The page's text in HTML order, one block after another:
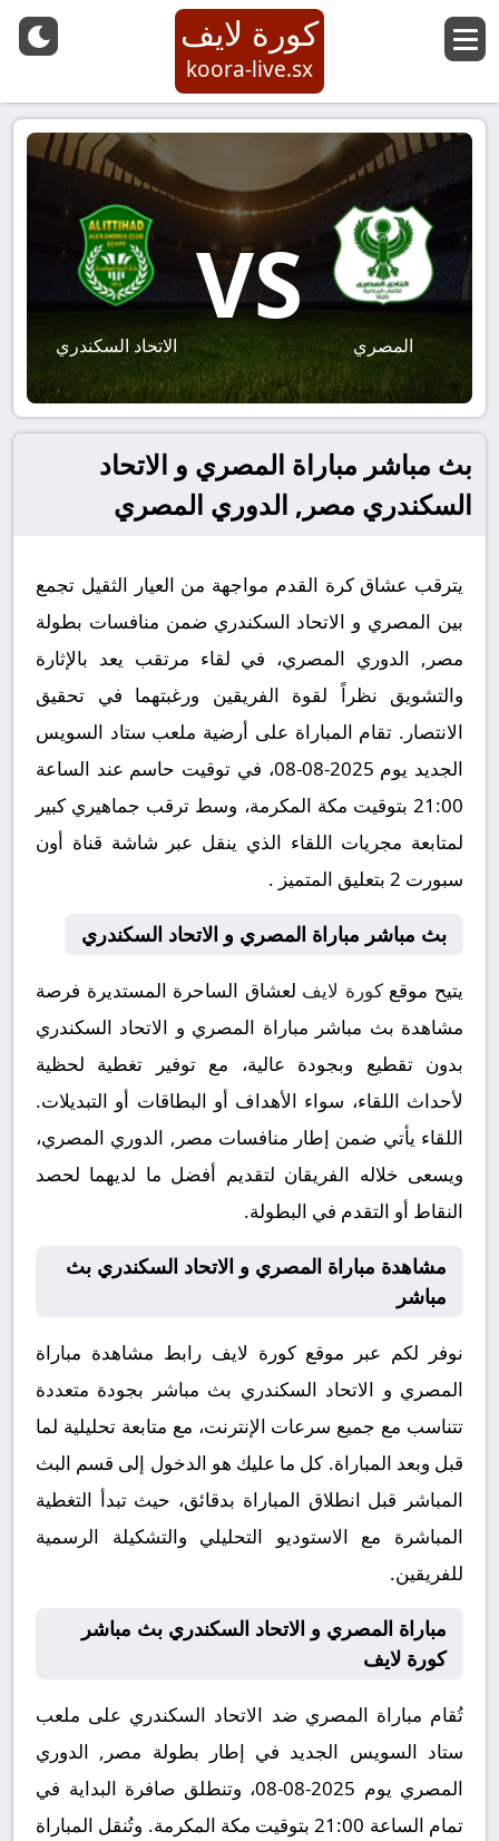
كورة لايف
koora-live.sx
المصري
VS
الاتحاد السكندري
بث مباشر مباراة المصري و الاتحاد
السكندري مصر, الدوري المصري
يترقب عشاق كرة القدم مواجهة من العيار الثقيل تجمع
بين المصري و الاتحاد السكندري ضمن منافسات بطولة
مصر, الدوري المصري، في لقاء مرتقب يعد بالإثارة
والتشويق نظراً لقوة الفريقين ورغبتهما في تحقيق
الانتصار. تقام المباراة على أرضية ملعب ستاد السويس
الجديد يوم 2025-08-08، في توقيت حاسم عند الساعة
21:00 بتوقيت مكة المكرمة، وسط ترقب جماهيري كبير
لمتابعة مجريات اللقاء الذي ينقل عبر شاشة قناة أون
سبورت 2 بتعليق المتميز .
بث مباشر مباراة المصري و الاتحاد السكندري
يتيح موقعكورة لايف لعشاق الساحرة المستديرة فرصة
مشاهدة بث مباشر مباراة المصري و الاتحاد السكندري
بدون تقطيع وبجودة عالية، مع توفير تغطية لحظية
لأحداث اللقاء، سواء الأهداف أو البطاقات أو التبديلات.
اللقاء يأتي ضمن إطار منافسات مصر, الدوري المصري،
ويسعى خلاله الفريقان لتقديم أفضل ما لديهما لحصد
النقاط أو التقدم في البطولة.
مشاهدة مباراة المصري و الاتحاد السكندري بث
مباشر
نوفر لكم عبر موقع كورة لايف رابط مشاهدة مباراة
المصري و الاتحاد السكندري بث مباشر بجودة متعددة
تتناسب مع جميع سرعات الإنترنت، مع متابعة تحليلية لما
قبل وبعد المباراة. كل ما عليك هو الدخول إلى قسم البث
المباشر قبل انطلاق المباراة بدقائق، حيث تبدأ التغطية
المباشرة مع الاستوديو التحليلي والتشكيلة الرسمية
للفريقين.
مباراة المصري و الاتحاد السكندري بث مباشر
كورة لايف
تُقام مباراة المصري ضد الاتحاد السكندري على ملعب
ستاد السويس الجديد في إطار بطولة مصر, الدوري
المصري يوم 2025-08-08، وتنطلق صافرة البداية في
تمام الساعة 21:00 بتوقيت مكة المكرمة. وتُنقل المباراة